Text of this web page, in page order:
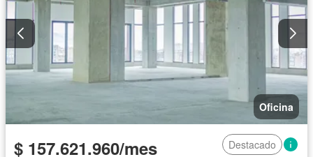
Oficina
$ 157.621.960/mes
Destacado